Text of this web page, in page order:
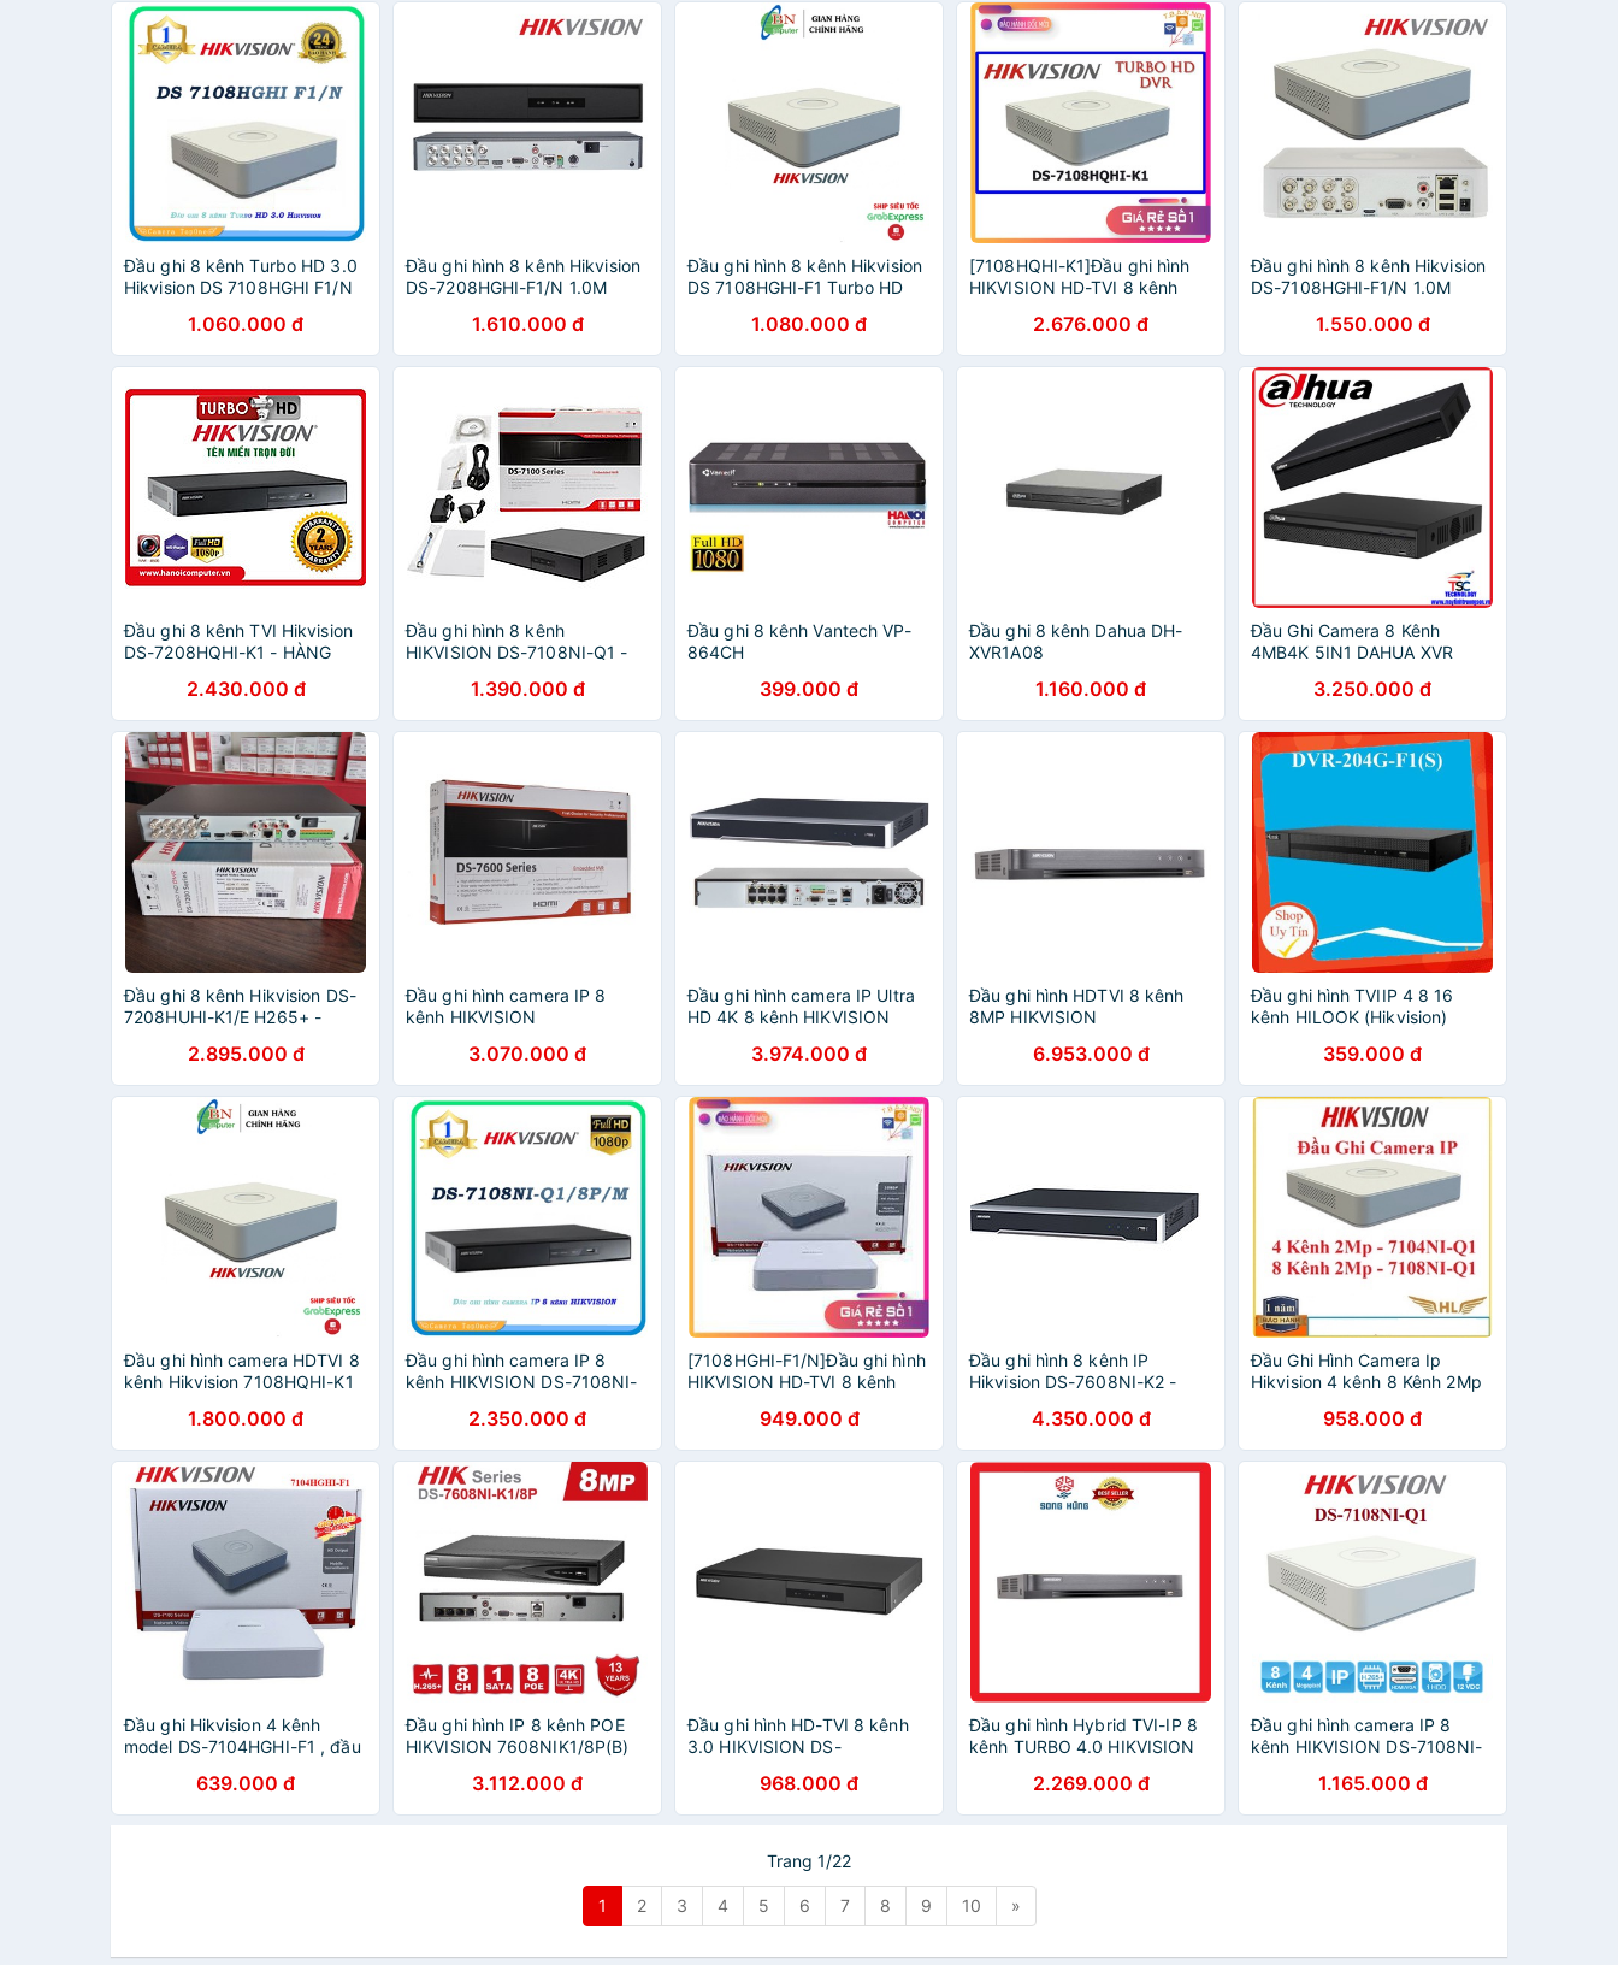
Đầu ghi 8 kênh Turbo HD 3.0
Hikvision DS 7108HGHI F1/N
1.060.000 đ
Đầu ghi hình 8 kênh Hikvision
DS-7208HGHI-F1/N 1.0M
1.610.000 đ
Đầu ghi hình 8 kênh Hikvision
DS 7108HGHI-F1 Turbo HD
1.080.000 đ
[7108HQHI-K1]Đầu ghi hình
HIKVISION HD-TVI 8 kênh
2.676.000 đ
Đầu ghi hình 8 kênh Hikvision
DS-7108HGHI-F1/N 1.0M
1.550.000 đ
Đầu ghi 8 kênh TVI Hikvision
DS-7208HQHI-K1 - HÀNG
2.430.000 đ
Đầu ghi hình 8 kênh
HIKVISION DS-7108NI-Q1 -
1.390.000 đ
Đầu ghi 8 kênh Vantech VP-
864CH
399.000 đ
Đầu ghi 8 kênh Dahua DH-
XVR1A08
1.160.000 đ
Đầu Ghi Camera 8 Kênh
4MB4K 5IN1 DAHUA XVR
4Megapixel 4K)
3.250.000 đ
Đầu ghi 8 kênh Hikvision DS-
7208HUHI-K1/E H265+ -
2.895.000 đ
Đầu ghi hình camera IP 8
kênh HIKVISION
3.070.000 đ
Đầu ghi hình camera IP Ultra
HD 4K 8 kênh HIKVISION
3.974.000 đ
Đầu ghi hình HDTVI 8 kênh
8MP HIKVISION
24 tháng)6.953.000 đ
Đầu ghi hình TVIIP 4 8 16
kênh HILOOK (Hikvision)
359.000 đ
Đầu ghi hình camera HDTVI 8
kênh Hikvision 7108HQHI-K1
1.800.000 đ
Đầu ghi hình camera IP 8
kênh HIKVISION DS-7108NI-
2.350.000 đ
[7108HGHI-F1/N]Đầu ghi hình
HIKVISION HD-TVI 8 kênh
949.000 đ
Đầu ghi hình 8 kênh IP
Hikvision DS-7608NI-K2 -
4.350.000 đ
Đầu Ghi Hình Camera Ip
Hikvision 4 kênh 8 Kênh 2Mp
,Hikvision DS-7108NI-Q1-
Chính hãng
958.000 đ
Đầu ghi Hikvision 4 kênh
model DS-7104HGHI-F1 , đầu
639.000 đ
Đầu ghi hình IP 8 kênh POE
HIKVISION 7608NIK1/8P(B)
3.112.000 đ
Đầu ghi hình HD-TVI 8 kênh
3.0 HIKVISION DS-
968.000 đ
Đầu ghi hình Hybrid TVI-IP 8
kênh TURBO 4.0 HIKVISION
2.269.000 đ
Đầu ghi hình camera IP 8
kênh HIKVISION DS-7108NI-
1.165.000 đ
Trang 1/22
1 2 3 4 5 6 7 8 9 10 »